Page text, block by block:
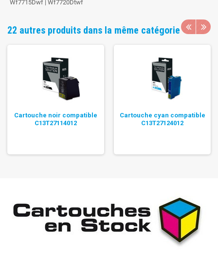
Wf7715Dwf | Wf7720Dtwf
22 autres produits dans la même catégorie
Cartouche noir compatible
C13T27114012
Cartouche cyan compatible
C13T27124012